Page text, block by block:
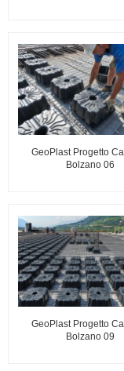
GeoPlast Progetto
Bolzano 06
GeoPlast Progetto
Bolzano 09